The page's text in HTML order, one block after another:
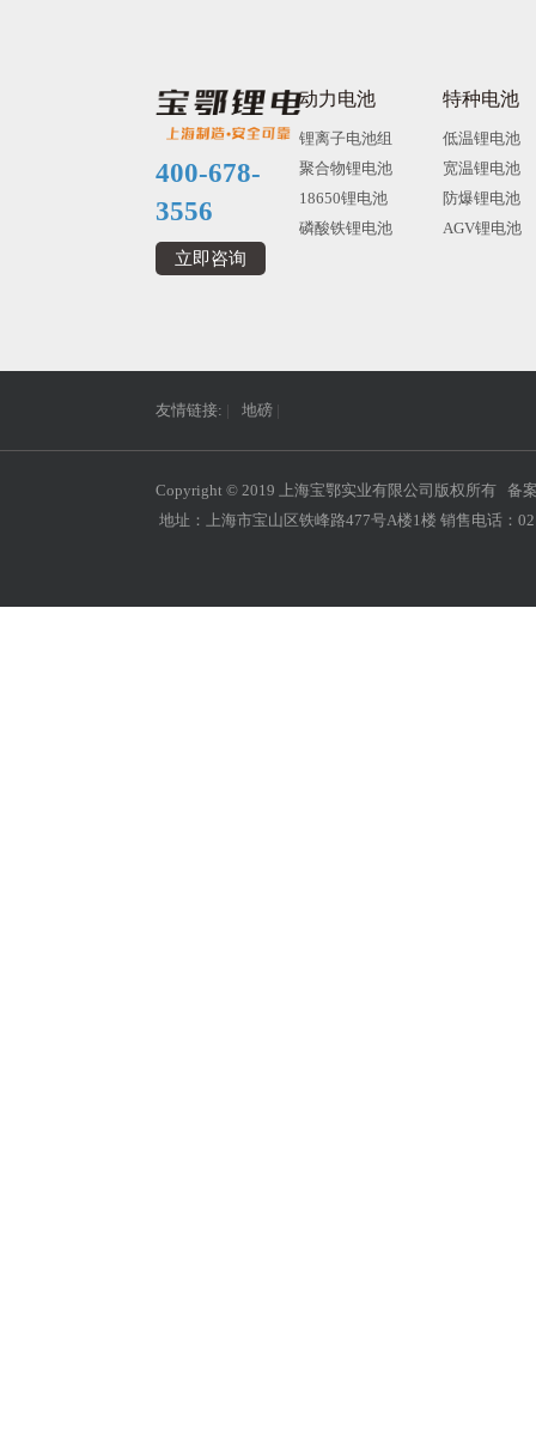
400-678-
3556
立即咨询
动力电池
锂离子电池组
聚合物锂电池
18650锂电池
磷酸铁锂电池
特种电池
低温锂电池
宽温锂电池
防爆锂电池
AGV锂电池
友情链接: | 地磅 |
Copyright © 2019 上海宝鄂实业有限公司版权所有 备
地址：上海市宝山区铁峰路477号A楼1楼 销售电话：